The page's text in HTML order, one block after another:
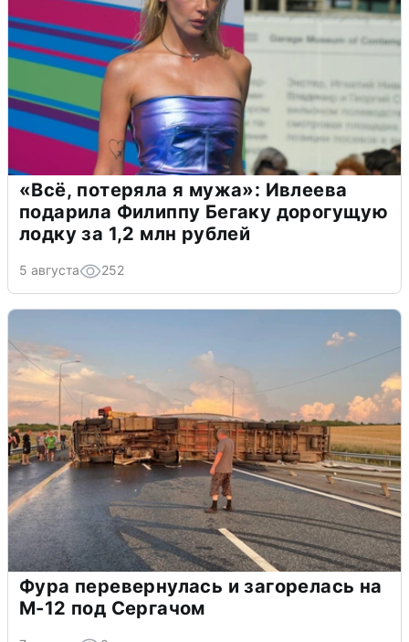
«Всё, потеряла я мужа»: Ивлеева
подарила Филиппу Бегаку дорогущую
лодку за 1,2 млн рублей
5 августа 252
Фура перевернулась и загорелась на
М-12 под Сергачом